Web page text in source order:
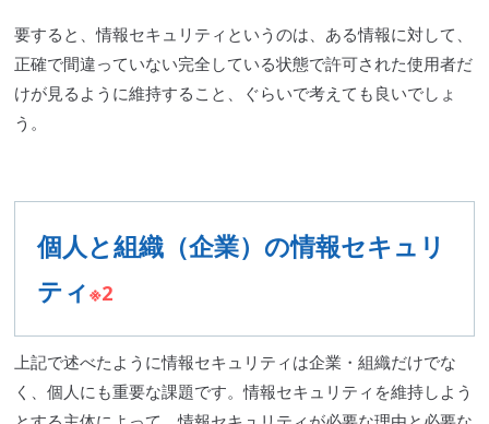
要すると、情報セキュリティというのは、ある情報に対して、
正確で間違っていない完全している状態で許可された使用者だ
けが見るように維持すること、ぐらいで考えても良いでしょ
う。
個人と組織（企業）の情報セキュリ
ティ※2
上記で述べたように情報セキュリティは企業・組織だけでな
く、個人にも重要な課題です。情報セキュリティを維持しよう